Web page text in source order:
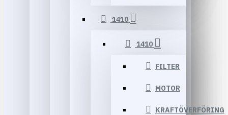
1410
1410
FILTER
MOTOR
KRAFTÖVERFÖRING